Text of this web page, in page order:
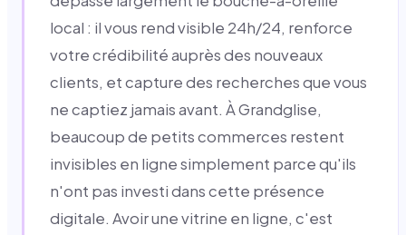
local : il vous rend visible 24h/24, renforce
votre crédibilité auprès des nouveaux
clients, et capture des recherches que vous
ne captiez jamais avant. À Grandglise,
beaucoup de petits commerces restent
invisibles en ligne simplement parce qu'ils
n'ont pas investi dans cette présence
digitale. Avoir une vitrine en ligne, c'est